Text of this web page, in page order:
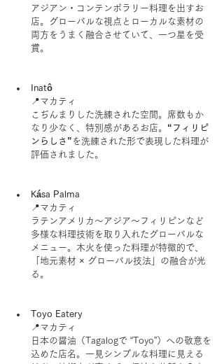
アジアン・コンテンポラリー料理を出すお
店。グローバルな視点とローカルな素材の
両方をうまく融合させていて、一つ星を受
賞。
Inatô
📍マカティ
こぢんまりした洗練された空間。席数もか
なり少なく、特別感があるお店。 “フィリピ
ンらしさ” を洗練された形で表現した料理が
評価されました。
Kása Palma
📍マカティ
ラテンアメリカ～アジア～フィリピンなど
多様な料理技術を取り入れたグローバルな
メニュー。木火を使った料理が特徴的で、
「地元素材 × グローバル技法」の融合が光
る。
Toyo Eatery
📍マカティ
日本の醤油（Tagalogで “Toyo”）への敬意を
込めた店名。一見シンプルな料理に見える